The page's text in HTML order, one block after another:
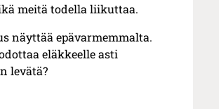
meitä todella liikuttaa.
näyttää epävarmemmalta.
eläkkeelle asti
levätä?